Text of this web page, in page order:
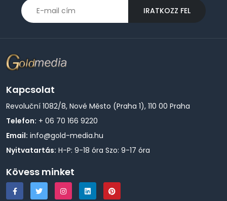
IRATKOZZ FEL
Kapcsolat
Revoluční 1082/8, Nové Město (Praha 1), 110 00 Praha
Telefon: + 06 70 166 9220
Email: info@gold-media.hu
Nyitvatartás: H-P: 9-18 óra Szo: 9-17 óra
Kövess minket